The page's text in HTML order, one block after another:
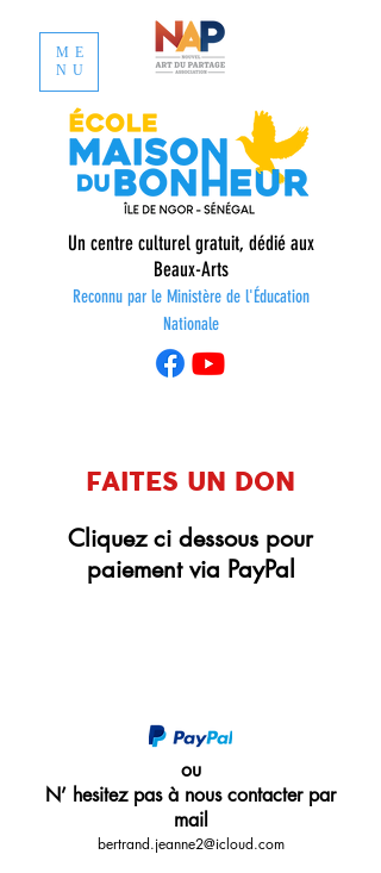
ME
NU
Un centre culturel gratuit, dédié aux
Beaux-Arts
Reconnu par le Ministère de l'Éducation
Nationale
FAITES UN DON
Cliquez ci dessous pour
paiement via PayPal
ou
N’ hesitez pas à nous contacter par
mail
bertrand.jeanne2@icloud.com